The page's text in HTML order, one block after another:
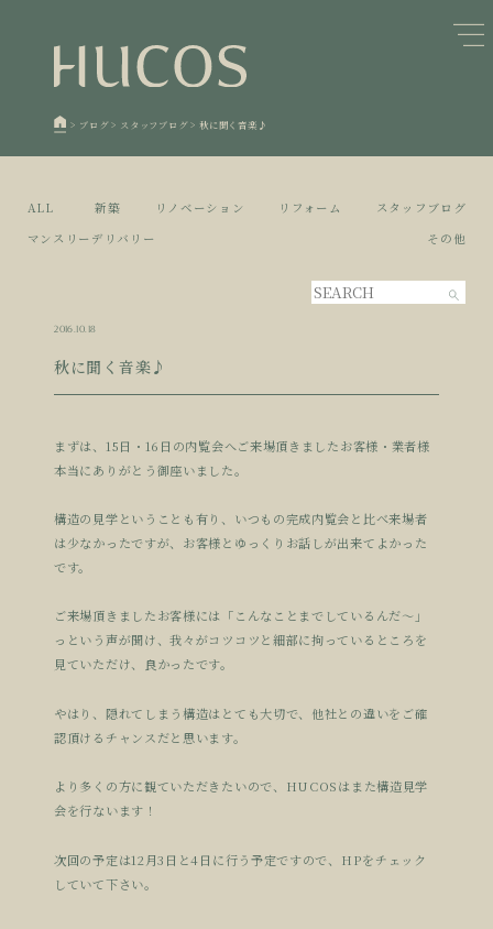
日本森林と循環
欧州住宅の文化と日本の現在地
廃棄物について知る
5 空き家とリノベーション
1 蓄熱するパッシブデザイン
2 自然素材の温もりと快適性を実現
活かすリノベーション
> ブログ> スタッフブログ>秋に聞く音楽♪
ALL 新築 リノベーション リフォーム
スタッフブログ
マンスリーデリバリー
その他
2016.10.18
秋に聞く音楽♪
まずは、15日・16日の内覧会へご来場頂きましたお客様・業者様
本当にありがとう御座いました。
構造の見学ということも有り、いつもの完成内覧会と比べ来場者
は少なかったですが、お客様とゆっくりお話しが出来てよかった
です。
ご来場頂きましたお客様には「こんなことまでしているんだ〜」
っという声が聞け、我々がコツコツと細部に拘っているところを
見ていただけ、良かったです。
やはり、隠れてしまう構造はとても大切で、他社との違いをご確
認頂けるチャンスだと思います。
より多くの方に観ていただきたいので、HUCOSはまた構造見学
会を行ないます！
次回の予定は12月3日と4日に行う予定ですので、HPをチェック
していて下さい。